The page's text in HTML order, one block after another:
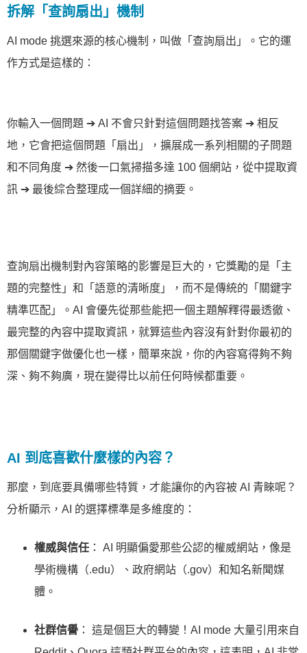
拆解「查詢扇出」機制
AI mode 挑選來源的核心機制，叫做「查詢扇出」。它的運
作方式是這樣的：
你輸入一個問題 ➔ AI 不會只針對這個問題找答案 ➔ 相反
地，它會把這個問題「扇出」，擴展成一系列相關的子問題
和不同角度 ➔ 然後一口氣掃描多達 100 個網站，從中提取資
訊 ➔ 最後綜合整理成一個詳細的摘要。
查詢扇出機制對內容策略的影響是巨大的，它獎勵的是「主
題的完整性」和「語意的清晰度」，而不是傳統的「關鍵字
精準匹配」。AI 會優先從那些能把一個主題解釋得最透徹、
最完整的內容中提取資訊，就算這些內容沒有針對你最初的
那個關鍵字做優化也一樣，簡單來說，你的內容寫得夠不夠
深、夠不夠廣，現在變得比以前任何時候都重要。
AI 到底喜歡什麼樣的內容？
那麼，到底要具備哪些特質，才能讓你的內容被 AI 青睞呢？
分析顯示，AI 的選擇標準是多維度的：
權威與信任 ： AI 明顯偏愛那些公認的權威網站，像是
學術機構（.edu）、政府網站（.gov）和知名新聞媒
體。
社群信譽： 這是個巨大的轉變！AI mode 大量引用來自